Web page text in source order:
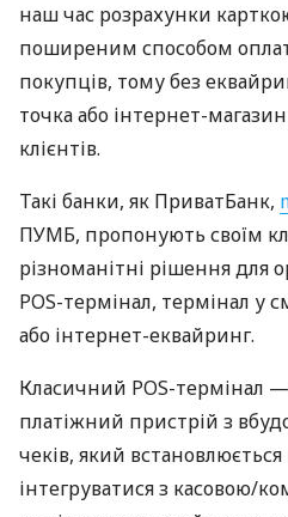
наш час розрахунки
поширеним способом
покупців, тому без
точка або інтернет-
клієнтів.
Такі банки, як ПриватБанк,
ПУМБ, пропонують своїм
різноманітні рішення для
POS-термінал, термінал у
або інтернет-еквайринг.
Класичний POS-термінал
платіжний пристрій з
чеків, який
інтегруватися з касовою/